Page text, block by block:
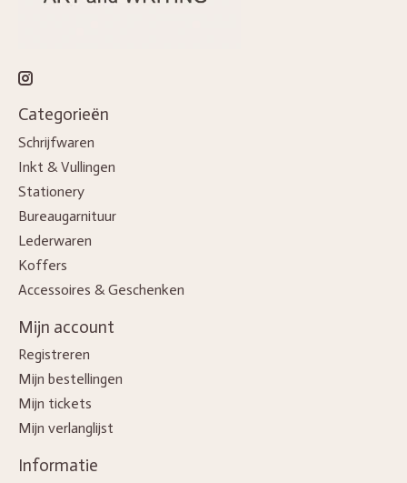
Categorieën
Schrijfwaren
Inkt & Vullingen
Stationery
Bureaugarnituur
Lederwaren
Koffers
Accessoires & Geschenken
Mijn account
Registreren
Mijn bestellingen
Mijn tickets
Mijn verlanglijst
Informatie